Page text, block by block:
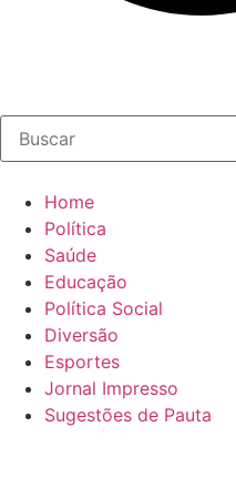
Home
Política
Saúde
Educação
Política Social
Diversão
Esportes
Jornal Impresso
Sugestões de Pauta